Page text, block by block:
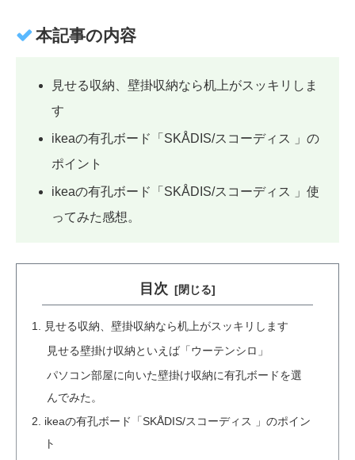
本記事の内容
見せる収納、壁掛収納なら机上がスッキリしま
す
ikeaの有孔ボード「SKÅDIS/スコーディス 」の
ポイント
ikeaの有孔ボード「SKÅDIS/スコーディス 」使
ってみた感想。
目次
見せる収納、壁掛収納なら机上がスッキリします
見せる壁掛け収納といえば「ウーテンシロ」
パソコン部屋に向いた壁掛け収納に有孔ボードを選
んでみた。
ikeaの有孔ボード「SKÅDIS/スコーディス 」のポイン
ト